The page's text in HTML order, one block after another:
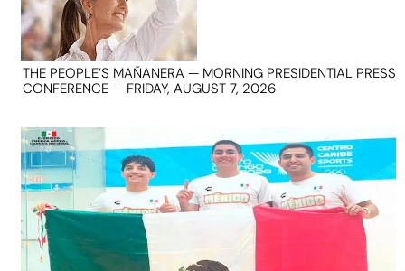
THE PEOPLE’S MAÑANERA — MORNING PRESIDENTIAL PRESS
CONFERENCE — FRIDAY, AUGUST 7, 2026